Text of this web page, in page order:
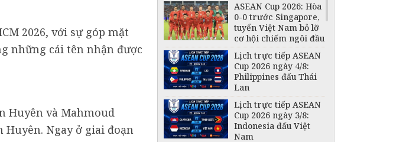
2026, với sự góp mặt
những cái tên nhận được
Huyên và Mahmoud
Huyên. Ngay ở giai đoạn
ASEAN Cup 2026: Hòa
0-0 trước Singapore,
tuyển Việt Nam bỏ lỡ
cơ hội chiếm ngôi đầu
Lịch trực tiếp ASEAN
Cup 2026 ngày 4/8:
Philippines đấu Thái
Lan
Lịch trực tiếp ASEAN
Cup 2026 ngày 3/8:
Indonesia đấu Việt
Nam